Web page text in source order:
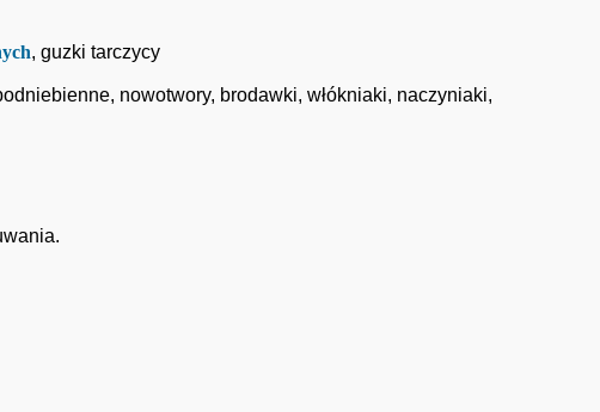
, guzki tarczycy
nowotwory, brodawki, włókniaki, naczyniaki,